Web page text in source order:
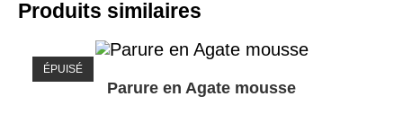
Produits similaires
ÉPUISÉ
Parure en Agate mousse